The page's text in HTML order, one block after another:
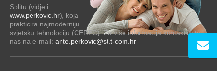
Splitu (vidjeti:
www.perkovic.hr), koja
prakticira najmoderniju
svjetsku tehnologiju (CEREC). Za više informacija kontaktirajte
nas na e-mail: ante.perkovic@st.t-com.hr